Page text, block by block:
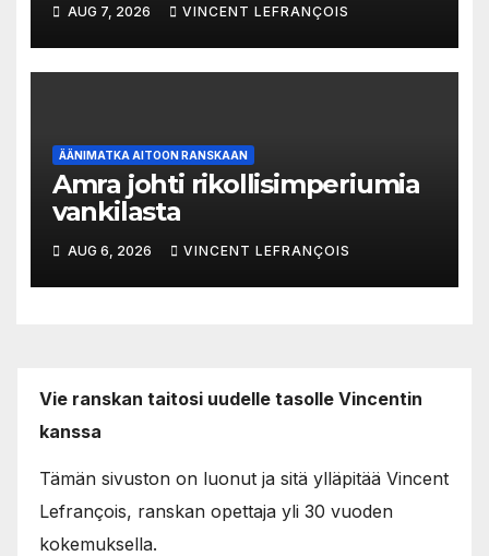
AUG 7, 2026 VINCENT LEFRANÇOIS
ÄÄNIMATKA AITOON RANSKAAN
Amra johti rikollisimperiumia
vankilasta
AUG 6, 2026 VINCENT LEFRANÇOIS
Vie ranskan taitosi uudelle tasolle Vincentin
kanssa
Tämän sivuston on luonut ja sitä ylläpitää Vincent
Lefrançois, ranskan opettaja yli 30 vuoden
kokemuksella.